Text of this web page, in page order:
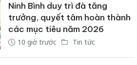
Ninh Bình duy trì đà tăng
trưởng, quyết tâm hoàn thành
các mục tiêu năm 2026
10 giờ trước Tin tức